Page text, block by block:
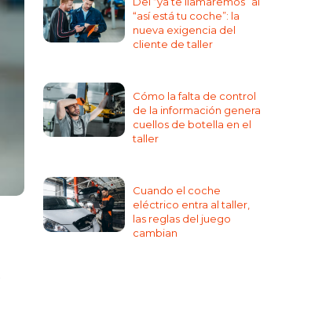
“así está tu coche”: la
nueva exigencia del
cliente de taller
Cómo la falta de control
de la información genera
cuellos de botella en el
taller
Cuando el coche
eléctrico entra al taller,
las reglas del juego
cambian